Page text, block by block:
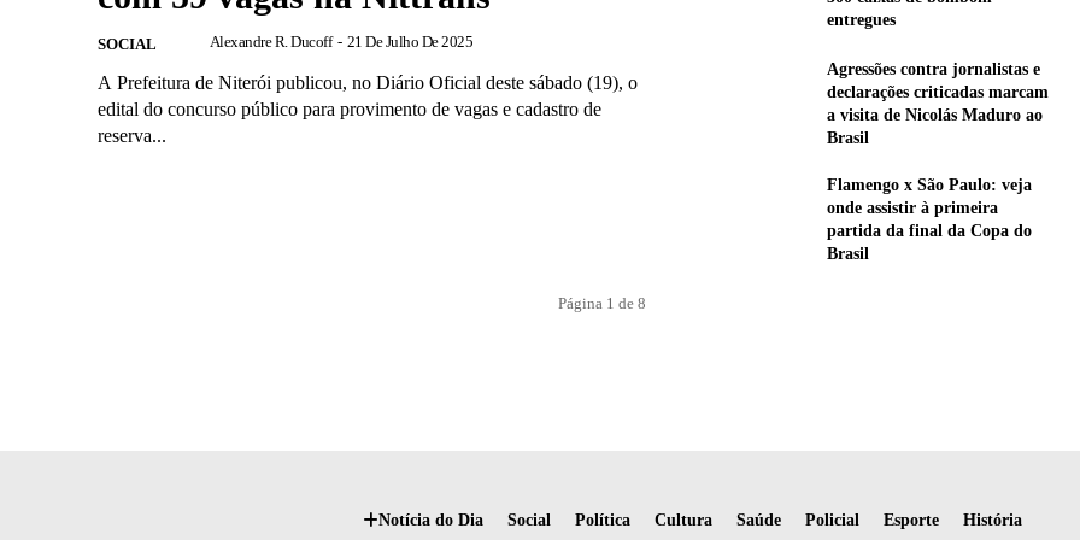
SOCIAL Alexandre R. Ducoff - 21 De Julho De 2025
A Prefeitura de Niterói publicou, no Diário Oficial deste sábado (19), o
edital do concurso público para provimento de vagas e cadastro de
reserva...
Página 1 de 8
entregues
Agressões contra jornalistas e
declarações criticadas marcam
a visita de Nicolás Maduro ao
Brasil
Flamengo x São Paulo: veja
onde assistir à primeira
partida da final da Copa do
Brasil
Notícia do Dia Social Política Cultura Saúde Policial Esporte História